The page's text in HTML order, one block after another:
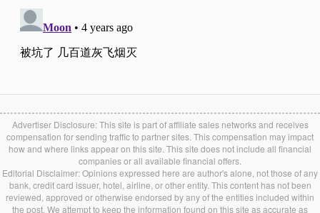
Advertiser Disclosure: This site is part of affiliate sales networks and receives
compensation for sending traffic to partner sites. This compensation may impact
how and where links appear on this site. This site does not include all financial
companies or all available financial offers.
Editorial Disclaimer: Opinions expressed here are author's alone, not those of any
bank, credit card issuer, hotel, airline, or other entity. This content has not been
reviewed, approved or otherwise endorsed by any of the entities included within
the post. We attempt to keep the information found on this site as accurate as